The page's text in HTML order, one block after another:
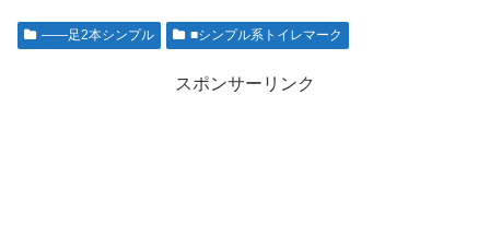
――足2本シンプル ■シンプル系トイレマーク
スポンサーリンク